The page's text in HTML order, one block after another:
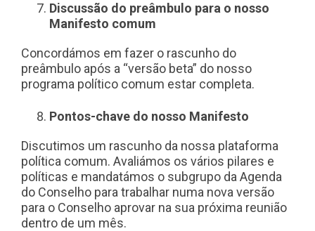
Discussão do preâmbulo para o nosso
Manifesto comum
Concordámos em fazer o rascunho do
preâmbulo após a “versão beta” do nosso
programa político comum estar completa.
Pontos-chave do nosso Manifesto
Discutimos um rascunho da nossa plataforma
política comum. Avaliámos os vários pilares e
políticas e mandatámos o subgrupo da Agenda
do Conselho para trabalhar numa nova versão
para o Conselho aprovar na sua próxima reunião
dentro de um mês.